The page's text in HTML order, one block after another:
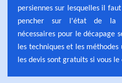
persiennes sur lesquelles il
pencher sur l'état de la
nécessaires pour le décapage
les techniques et les
les devis sont gratuits si vous le